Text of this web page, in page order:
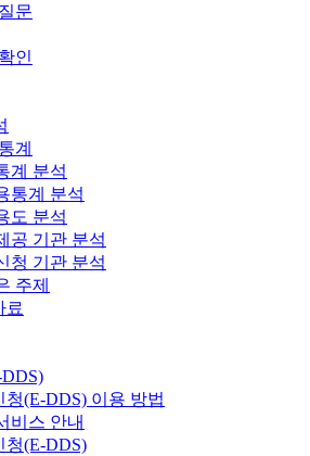
문
인
계
계 분석
통계 분석
도 분석
공 기관 분석
청 기관 분석
주제
료
(E-DDS) 이용 방법
비스 안내
청(E-DDS)